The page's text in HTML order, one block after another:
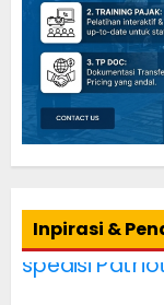
Inpirasi &